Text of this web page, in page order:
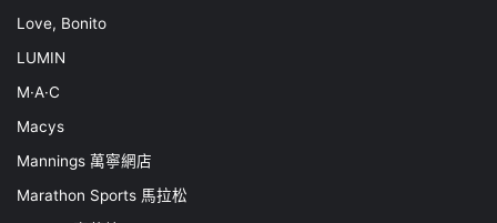
Love, Bonito
LUMIN
M·A·C
Macys
Mannings 萬寧網店
Marathon Sports 馬拉松